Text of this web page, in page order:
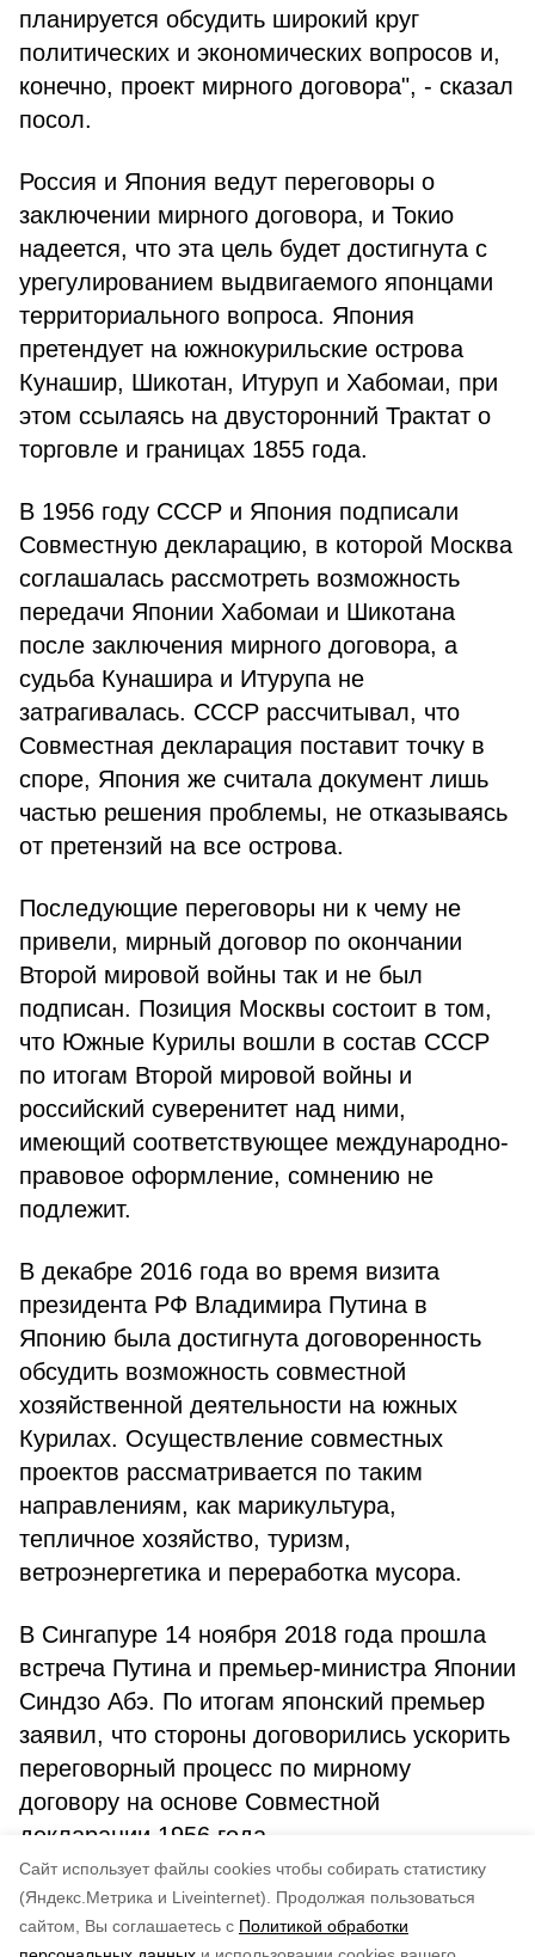
Cайт использует файлы cookies чтобы собирать статистику
(Яндекс.Метрика и Liveinternet).
Продолжая пользоваться
сайтом, Вы соглашаетесь с Политикой обработки
планируется обсудить широкий круг
политических и экономических вопросов и,
конечно, проект мирного договора", - сказал
посол.
Россия и Япония ведут переговоры о
заключении мирного договора, и Токио
надеется, что эта цель будет достигнута с
урегулированием выдвигаемого японцами
территориального вопроса. Япония
претендует на южнокурильские острова
Кунашир, Шикотан, Итуруп и Хабомаи, при
этом ссылаясь на двусторонний Трактат о
торговле и границах 1855 года.
В 1956 году СССР и Япония подписали
Совместную декларацию, в которой Москва
соглашалась рассмотреть возможность
передачи Японии Хабомаи и Шикотана
после заключения мирного договора, а
судьба Кунашира и Итурупа не
затрагивалась. СССР рассчитывал, что
Совместная декларация поставит точку в
споре, Япония же считала документ лишь
частью решения проблемы, не отказываясь
от претензий на все острова.
Последующие переговоры ни к чему не
привели, мирный договор по окончании
Второй мировой войны так и не был
подписан. Позиция Москвы состоит в том,
что Южные Курилы вошли в состав СССР
по итогам Второй мировой войны и
российский суверенитет над ними,
имеющий соответствующее международно-
правовое оформление, сомнению не
подлежит.
В декабре 2016 года во время визита
президента РФ Владимира Путина в
Японию была достигнута договоренность
обсудить возможность совместной
хозяйственной деятельности на южных
Курилах. Осуществление совместных
проектов рассматривается по таким
направлениям, как марикультура,
тепличное хозяйство, туризм,
ветроэнергетика и переработка мусора.
В Сингапуре 14 ноября 2018 года прошла
встреча Путина и премьер-министра Японии
Синдзо Абэ. По итогам японский премьер
заявил, что стороны договорились ускорить
переговорный процесс по мирному
договору на основе Совместной
декларации 1956 года.
Авторы: admin